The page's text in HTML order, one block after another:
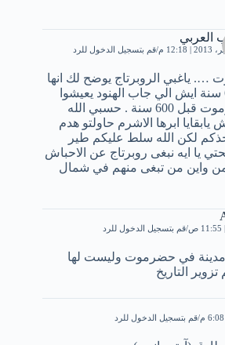
العربي
قم بتسجيل الدخول للرد
ياغبي الروبرتاج يوضح لك انها
بنيت قبل 600 سنة ايش الي جاب الهنود يعيشوا
بصحراء حضرموت قبل 600 سنة . حسبي الله
يابقايا ابرها الاشرم حاولتو هدم
لكن الله سلط عليكم طير
يا ايه نبغى روبرتاج عن الاحباش
واين من تبغى منهم في شمال
قم بتسجيل الدخول للرد
مدينة في حضرموت وليست لها
التاريخ
قم بتسجيل الدخول للرد